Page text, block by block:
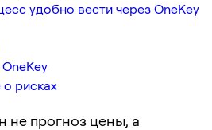
удобно вести через OneKey
рисках
не прогноз цены, а